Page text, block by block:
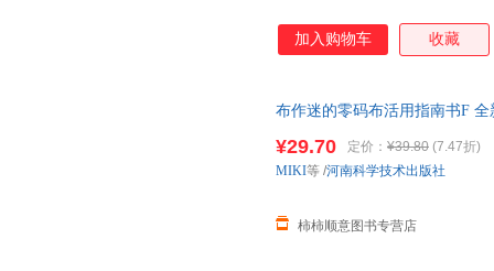
加入购物车 收藏
布作迷的零码布活用指南书F
¥29.70 定价： ¥39.80 (7.47折)
柿柿顺意图书专营店
MIKI等 /河南科学技术出版社